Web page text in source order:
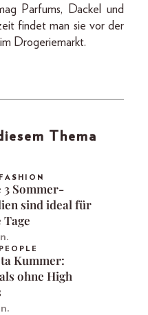
Parfums, Dackel und
findet man sie vor der
Drogeriemarkt.
Thema
FASHION
3 Sommer-
sind ideal für
PEOPLE
Kummer:
ohne High